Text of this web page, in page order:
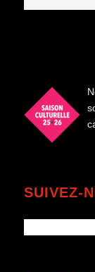
SUIVEZ-